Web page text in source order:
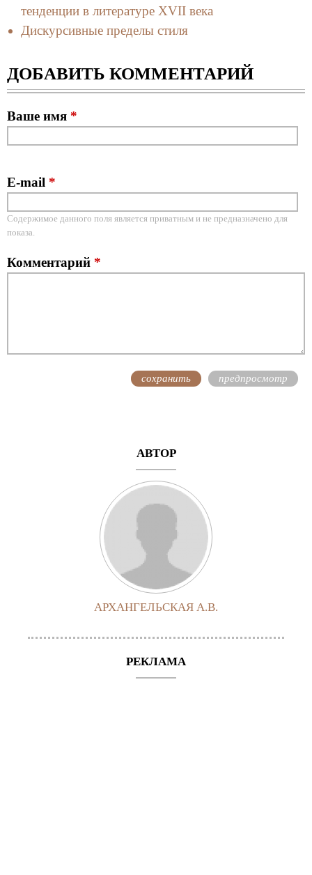
тенденции в литературе XVII века
Дискурсивные пределы стиля
ДОБАВИТЬ КОММЕНТАРИЙ
Ваше имя *
E-mail *
Содержимое данного поля является приватным и не предназначено для
показа.
Комментарий *
АВТОР
АРХАНГЕЛЬСКАЯ А.В.
РЕКЛАМА